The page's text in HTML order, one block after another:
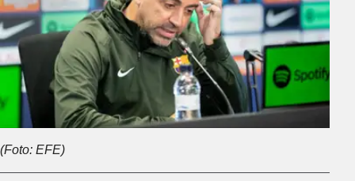
(Foto: EFE)